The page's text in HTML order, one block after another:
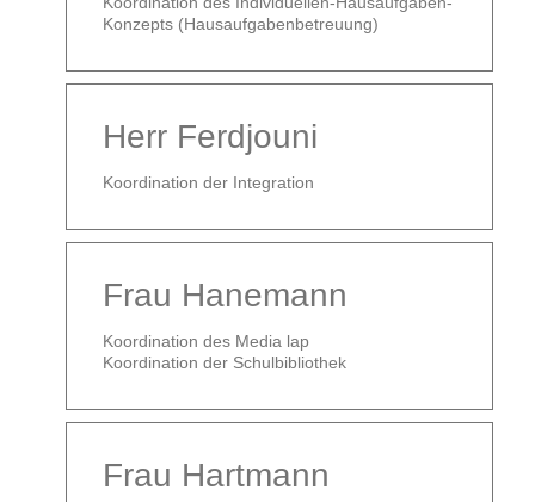
Konzepts (Hausaufgabenbetreuung)
Herr Ferdjouni
Koordination der Integration
Frau Hanemann
Koordination des Media lap
Koordination der Schulbibliothek
Frau Hartmann